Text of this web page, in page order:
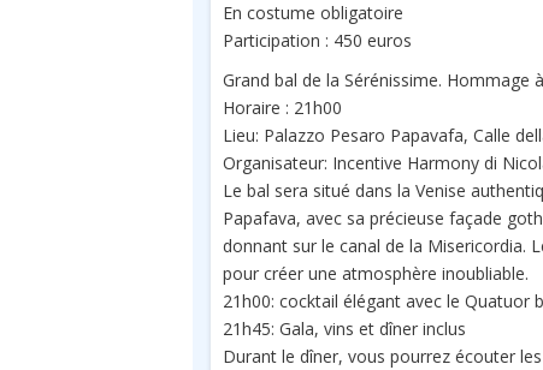
En costume obligatoire
Participation : 450 euros
Grand bal de la Sérénissime. Hommage
Horaire : 21h00
Lieu: Palazzo Pesaro Papavafa, Calle
Organisateur: Incentive Harmony di
Le bal sera situé dans la Venise
Papafava, avec sa précieuse façade
donnant sur le canal de la Misericordia.
pour créer une atmosphère inoubliable.
21h00: cocktail élégant avec le Quatuor
21h45: Gala, vins et dîner inclus
Durant le dîner, vous pourrez écouter